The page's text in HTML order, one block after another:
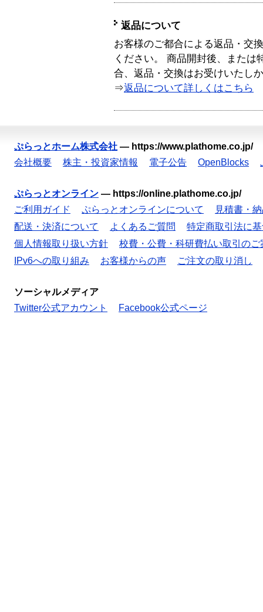
返品について
お客様のご都合による返品・交
ください。 商品開封後、または
合、返品・交換はお受けいたし
⇒返品について詳しくはこちら
ぷらっとホーム株式会社 — https://www.plathome.co.jp/
会社概要
株主・投資家情報 電子公告 OpenBlocks
ぷらっとオンライン — https://online.plathome.co.jp/
ご利用ガイド
ぷらっとオンラインについて
見積書・
配送・決済について
よくあるご質問
特定商取引法に
個人情報取り扱い方針
校費・公費・科研費払い取引のご
IPv6への取り組み
お客様からの声 ご注文の取り消し
ソーシャルメディア
Twitter公式アカウント
Facebook公式ページ